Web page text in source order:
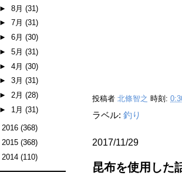
投稿者 北條智之 時刻:
ラベル: 釣り
2017/11/29
昆布を使用した
► 8月 (31)
► 7月 (31)
► 6月 (30)
► 5月 (31)
► 4月 (30)
► 3月 (31)
► 2月 (28)
► 1月 (31)
2016 (368)
2015 (368)
2014 (110)